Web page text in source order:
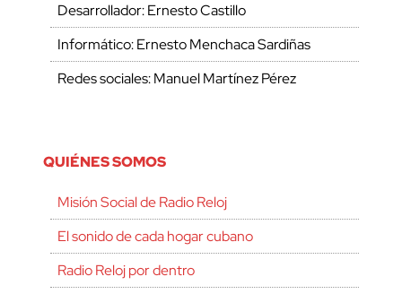
Desarrollador: Ernesto Castillo
Informático: Ernesto Menchaca Sardiñas
Redes sociales: Manuel Martínez Pérez
QUIÉNES SOMOS
Misión Social de Radio Reloj
El sonido de cada hogar cubano
Radio Reloj por dentro